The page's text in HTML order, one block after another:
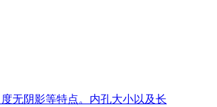
无阴影等特点。内孔大小以及长